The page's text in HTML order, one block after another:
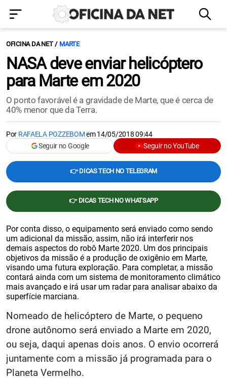
OFICINA DA NET MARTE
NASA deve enviar helicóptero
para Marte em 2020
O ponto favorável é a gravidade de Marte, que é cerca de
40% menor que da Terra.
Por RAFAELA POZZEBOMem14/05/2018 09:44
Seguir no Google
Seguir no YouTube
👉 DICAS TECH NO TELEGRAM
👉 DICAS TECH NO WHATSAPP
Nomeado de helicóptero de Marte, o pequeno
drone autônomo será enviado a Marte em 2020,
ou seja, daqui apenas dois anos. O envio ocorrerá
juntamente com a missão já programada para o
Planeta Vermelho.
Por conta disso, o equipamento será enviado como sendo
um adicional da missão, assim, não irá interferir nos
demais aspectos do robô Marte 2020. Um dos principais
objetivos da missão é a produção de oxigênio em Marte,
visando uma futura exploração. Para completar, a missão
contará ainda com um sistema de monitoramento climático
mais avançado e irá usar um radar para analisar abaixo da
superfície marciana.